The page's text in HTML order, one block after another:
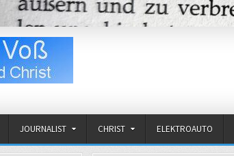
JOURNALIST CHRIST ELEKTROAUTO